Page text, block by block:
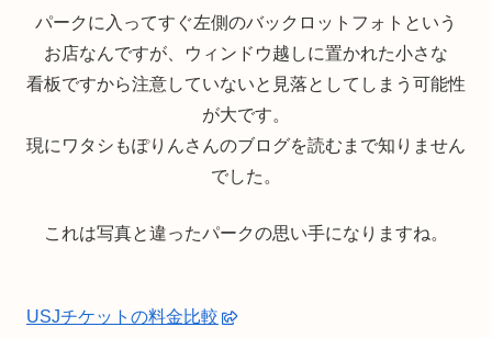
パークに入ってすぐ左側のバックロットフォトという
お店なんですが、ウィンドウ越しに置かれた小さな
看板ですから注意していないと見落としてしまう可能性
が大です。
現にワタシもぽりんさんのブログを読むまで知りません
でした。
これは写真と違ったパークの思い手になりますね。
USJチケットの料金比較